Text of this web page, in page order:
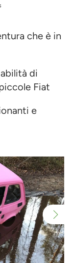
che è in
di
Fiat
e